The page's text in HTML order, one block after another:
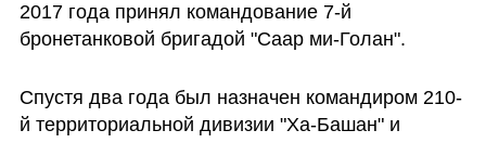
2017 года принял командование 7-й
бронетанковой бригадой "Саар ми-Голан".
Спустя два года был назначен командиром 210-
й территориальной дивизии "Ха-Башан" и